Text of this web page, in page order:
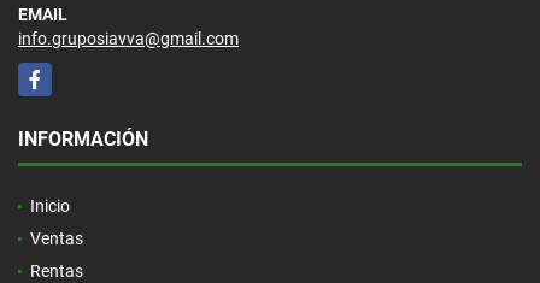
EMAIL
info.gruposiavva@gmail.com
Facebook
INFORMACIÓN
Inicio
Ventas
Rentas